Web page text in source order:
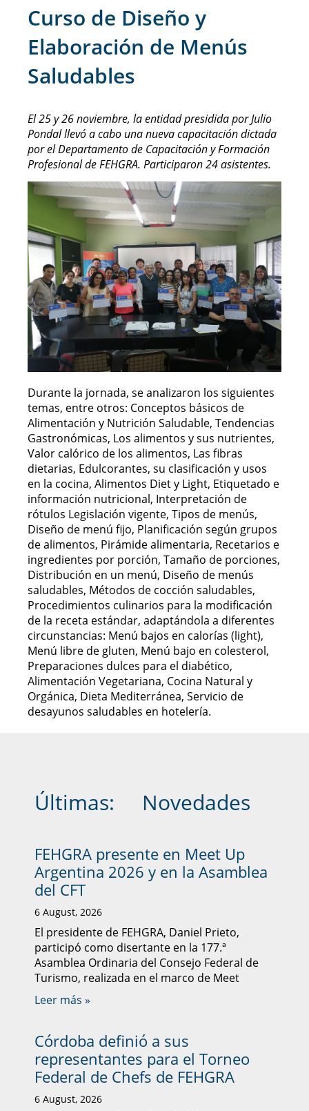
Curso de Diseño y
Elaboración de Menús
Saludables
El 25 y 26 noviembre, la entidad presidida por Julio
Pondal llevó a cabo una nueva capacitación dictada
por el Departamento de Capacitación y Formación
Profesional de FEHGRA. Participaron 24 asistentes.
Durante la jornada, se analizaron los siguientes
temas, entre otros: Conceptos básicos de
Alimentación y Nutrición Saludable, Tendencias
Gastronómicas, Los alimentos y sus nutrientes,
Valor calórico de los alimentos, Las fibras
dietarias, Edulcorantes, su clasificación y usos
en la cocina, Alimentos Diet y Light, Etiquetado e
información nutricional, Interpretación de
rótulos Legislación vigente, Tipos de menús,
Diseño de menú fijo, Planificación según grupos
de alimentos, Pirámide alimentaria, Recetarios e
ingredientes por porción, Tamaño de porciones,
Distribución en un menú, Diseño de menús
saludables, Métodos de cocción saludables,
Procedimientos culinarios para la modificación
de la receta estándar, adaptándola a diferentes
circunstancias: Menú bajos en calorías (light),
Menú libre de gluten, Menú bajo en colesterol,
Preparaciones dulces para el diabético,
Alimentación Vegetariana, Cocina Natural y
Orgánica, Dieta Mediterránea, Servicio de
desayunos saludables en hotelería.
Últimas: Novedades
FEHGRA presente en Meet Up
Argentina 2026 y en la Asamblea
del CFT
6 August, 2026
El presidente de FEHGRA, Daniel Prieto,
participó como disertante en la 177.ª
Asamblea Ordinaria del Consejo Federal de
Turismo, realizada en el marco de Meet
Leer más »
Córdoba definió a sus
representantes para el Torneo
Federal de Chefs de FEHGRA
6 August, 2026